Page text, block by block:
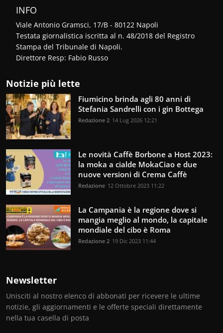
INFO
Viale Antonio Gramsci, 17/B - 80122 Napoli
Testata giornalistica iscritta al n. 48/2018 del Registro
Stampa del Tribunale di Napoli.
Direttore Resp: Fabio Russo
Notizie più lette
Fiumicino brinda agli 80 anni di
Stefania Sandrelli con i gin Bottega
Redazione 2 14 Lug 2026 12:21
Le novità Caffè Borbone a Host 2023:
la moka a cialde MokaCiao e due
nuove versioni di Crema Caffè
Redazione 12 Ottobre 2023 11:22
La Campania è la regione dove si
mangia meglio al mondo, la capitale
mondiale del cibo è Roma
Redazione 2 19 Dic 2023 11:44
Newsletter
Unisciti al nostro elenco di abbonati per ricevere le ultime
notizie, gli aggiornamenti e le offerte speciali direttamente
nella tua casella di posta